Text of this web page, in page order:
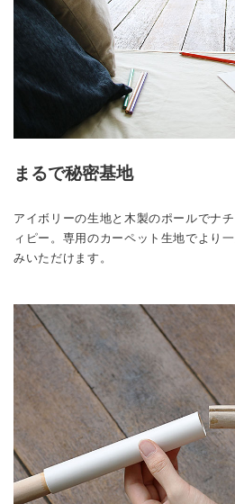
まるで秘密基地
アイボリーの生地と木製のポールでナ
ィピー。専用のカーペット生地でより
みいただけます。